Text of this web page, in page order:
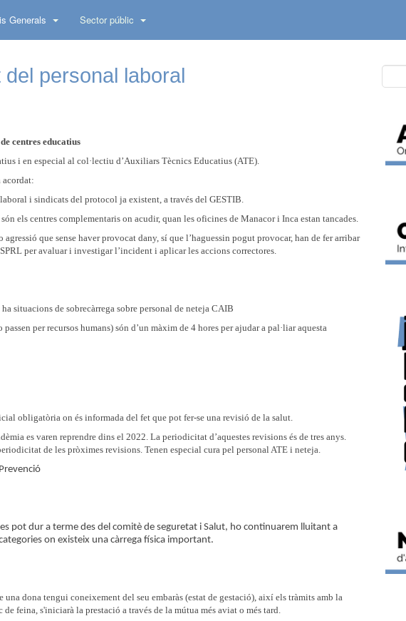
Generals Sector públic
personal laboral
centres educatius
i en especial al col·lectiu d’Auxiliars Tècnics Educatius (ATE).
acordat:
i sindicats del protocol ja existent, a través del GESTIB.
els centres complementaris on acudir, quan les oficines de Manacor i Inca estan tancades.
que sense haver provocat dany, sí que l’haguessin pogut provocar, han de fer arribar
per avaluar i investigar l’incident i aplicar les accions correctores.
situacions de sobrecàrrega sobre personal de neteja CAIB
per recursos humans) són d’un màxim de 4 hores per ajudar a pal·liar aquesta
obligatòria on és informada del fet que pot fer-se una revisió de la salut.
es varen reprendre dins el 2022. La periodicitat d’aquestes revisions és de tres anys.
de les pròximes revisions. Tenen especial cura pel personal ATE i neteja.
pot dur a terme des del comitè de seguretat i Salut, ho continuarem lluitant a
on existeix una càrrega física important.
una dona tengui coneixement del seu embaràs (estat de gestació), així els tràmits amb la
feina, s'iniciarà la prestació a través de la mútua més aviat o més tard.